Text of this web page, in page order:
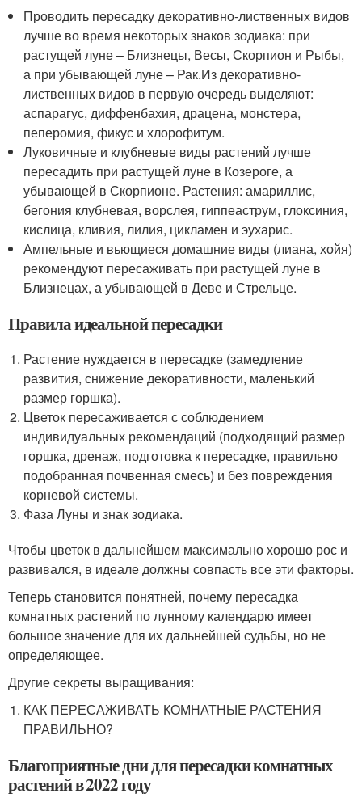
Проводить пересадку декоративно-лиственных видов
лучше во время некоторых знаков зодиака: при
растущей луне – Близнецы, Весы, Скорпион и Рыбы,
а при убывающей луне – Рак.Из декоративно-
лиственных видов в первую очередь выделяют:
аспарагус, диффенбахия, драцена, монстера,
пеперомия, фикус и хлорофитум.
Луковичные и клубневые виды растений лучше
пересадить при растущей луне в Козероге, а
убывающей в Скорпионе. Растения: амариллис,
бегония клубневая, ворслея, гиппеаструм, глоксиния,
кислица, кливия, лилия, цикламен и эухарис.
Ампельные и вьющиеся домашние виды (лиана, хойя)
рекомендуют пересаживать при растущей луне в
Близнецах, а убывающей в Деве и Стрельце.
Правила идеальной пересадки
Растение нуждается в пересадке (замедление
развития, снижение декоративности, маленький
размер горшка).
Цветок пересаживается с соблюдением
индивидуальных рекомендаций (подходящий размер
горшка, дренаж, подготовка к пересадке, правильно
подобранная почвенная смесь) и без повреждения
корневой системы.
Фаза Луны и знак зодиака.
Чтобы цветок в дальнейшем максимально хорошо рос и
развивался, в идеале должны совпасть все эти факторы.
Теперь становится понятней, почему пересадка
комнатных растений по лунному календарю имеет
большое значение для их дальнейшей судьбы, но не
определяющее.
Другие секреты выращивания:
КАК ПЕРЕСАЖИВАТЬ КОМНАТНЫЕ РАСТЕНИЯ
ПРАВИЛЬНО?
Благоприятные дни для пересадки комнатных
растений в 2022 году